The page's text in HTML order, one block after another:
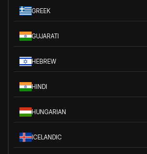
GREEK
GUJARATI
HEBREW
HINDI
HUNGARIAN
ICELANDIC